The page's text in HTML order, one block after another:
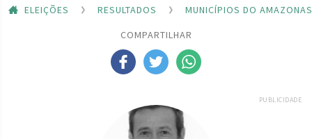
ELEIÇÕES RESULTADOS
MUNICÍPIOS DO AMAZONAS
COMPARTILHAR
PUBLICIDADE